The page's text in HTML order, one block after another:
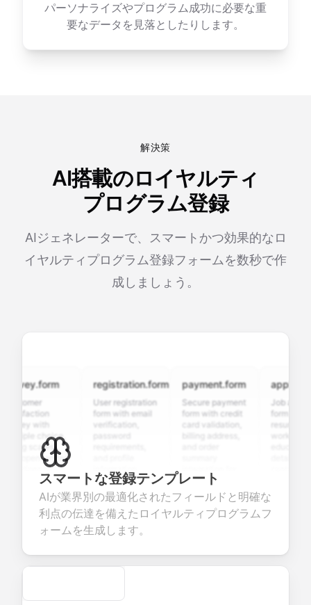
パーソナライズやプログラム成功に必要な重
要なデータを見落としたりします。
解決策
AI搭載のロイヤルティ
プログラム登録
AIジェネレーターで、スマートかつ効果的なロ
イヤルティプログラム登録フォームを数秒で作
成しましょう。
with
choice,
open-ended
valuable
about
products or
registration.form
User registration
form with email
verification,
information
fields for
seamless
account
creation.
payment.form
Secure payment
form with credit
card validation,
integration for
smooth e-
commerce
transactions.
Job
form with
resume
questions for
efficient
candidate
スマートな登録テンプレート
AIが業界別の最適化されたフィールドと明確な
利点の伝達を備えたロイヤルティプログラムフ
ォームを生成します。
Secure